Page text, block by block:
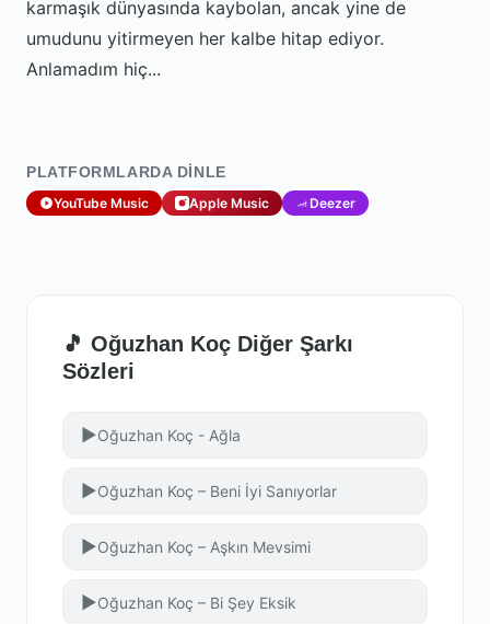
karmaşık dünyasında kaybolan, ancak yine de
umudunu yitirmeyen her kalbe hitap ediyor.
Anlamadım hiç...
PLATFORMLARDA DINLE
YouTube Music Apple Music Deezer
🎵 Oğuzhan Koç Diğer Şarkı
Sözleri
▶Oğuzhan Koç - Ağla
▶Oğuzhan Koç – Beni İyi Sanıyorlar
▶Oğuzhan Koç – Aşkın Mevsimi
▶Oğuzhan Koç – Bi Şey Eksik